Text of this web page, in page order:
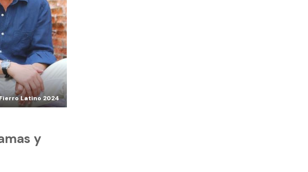
Latino 2024
y